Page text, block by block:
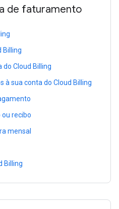
de faturamento
Billing
do Cloud Billing
à sua conta do Cloud Billing
recibo
mensal
Billing